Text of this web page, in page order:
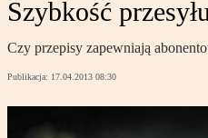
Szybkość
Czy przepisy zapewniają
Publikacja: 17.04.2013 08:30